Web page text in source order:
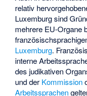
relativ
Luxemburg sind
mehrere EU-Organe
Luxemburg.
interne
des judikativen
und der Kommission
Arbeitssprachen